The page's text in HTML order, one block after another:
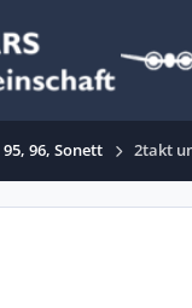
95, 96, Sonett 2takt